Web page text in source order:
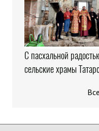
С пасхальной
сельские храмы